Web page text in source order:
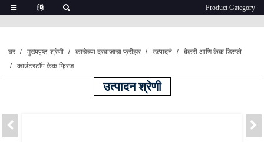
घर मुख्यपृष्ठ-श्रेणी काचेच्या दरवाजाचा फ्रीझर उत्पादने
बेकरी आणि केक डिस्प्ले
काउंटरटॉप केक फ्रिज
उत्पादन श्रेणी